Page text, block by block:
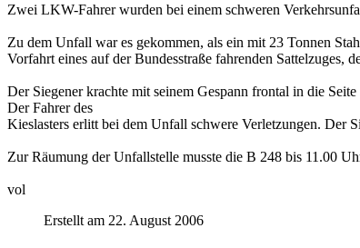
Zwei LKW-Fahrer wurden bei einem schweren
Zu dem Unfall war es gekommen, als ein mit 23 Tonnen
Vorfahrt eines auf der Bundesstraße fahrenden Sattelzuges,
Der Siegener krachte mit seinem Gespann frontal in die
Der Fahrer des
Kieslasters erlitt bei dem Unfall schwere Verletzungen. Der
Zur Räumung der Unfallstelle musste die B 248 bis 11.00
vol
Erstellt am 22. August 2006